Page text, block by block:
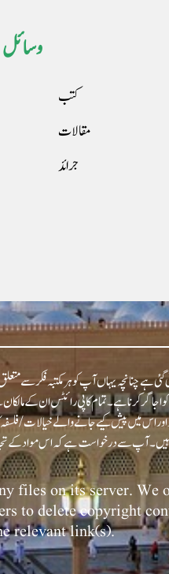
وسائل
کتب
مقالات
جرائد
یہاں آپ کو ہر مکتبہ فکر سے
ہے۔ تمام کاپی رائٹس ان کے مالکان
اور اس میں پیش کیے جانے والے خیالات/
files on its server.
to delete copyright
relevant link(s).